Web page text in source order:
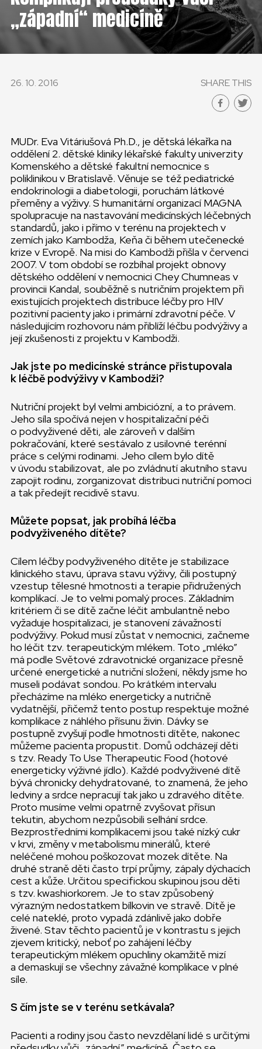
ČESKÁ REPUBLIKA
GLOBAL
„západní“ medicíně
26. 10. 2016 SHARE THIS
MUDr. Eva Vitáriušová Ph.D., je dětská lékařka na
oddělení 2. dětské kliniky lékařské fakulty univerzity
Komenského a dětské fakultní nemocnice s
poliklinikou v Bratislavě. Věnuje se též pediatrické
endokrinologii a diabetologii, poruchám látkové
přeměny a výživy. S humanitární organizací MAGNA
spolupracuje na nastavování medicínských léčebných
standardů, jako i přímo v terénu na projektech v
zemích jako Kambodža, Keňa či během utečenecké
krize v Evropě. Na misi do Kambodži přišla v červenci
2007. V tom období se rozbíhal projekt obnovy
dětského oddělení v nemocnici Chey Chumneas v
provincii Kandal, souběžně s nutričním projektem při
existujících projektech distribuce léčby pro HIV
pozitivní pacienty jako i primární zdravotní péče. V
následujícím rozhovoru nám přiblíží léčbu podvýživy a
její zkušenosti z projektu v Kambodži.
Jak jste po medicínské stránce přistupovala
k léčbě podvýživy v Kambodži?
Nutriční projekt byl velmi ambiciózní, a to právem.
Jeho síla spočívá nejen v hospitalizační péči
o podvyživené děti, ale zároveň v dalším
pokračování, které sestávalo z usilovné terénní
práce s celými rodinami. Jeho cílem bylo dítě
v úvodu stabilizovat, ale po zvládnutí akutního stavu
zapojit rodinu, zorganizovat distribuci nutriční pomoci
a tak předejít recidivě stavu.
Můžete popsat, jak probíhá léčba
podvyživeného dítěte?
Cílem léčby podvyživeného dítěte je stabilizace
klinického stavu, úprava stavu výživy, čili postupný
vzestup tělesné hmotnosti a terapie přidružených
komplikací. Je to velmi pomalý proces. Základním
kritériem či se dítě začne léčit ambulantně nebo
vyžaduje hospitalizaci, je stanovení závažností
podvýživy. Pokud musí zůstat v nemocnici, začneme
ho léčit tzv. terapeutickým mlékem. Toto „mléko”
má podle Světové zdravotnické organizace přesně
určené energetické a nutriční složení, někdy jsme ho
museli podávat sondou. Po krátkém intervalu
přecházíme na mléko energeticky a nutričně
vydatnější, přičemž tento postup respektuje možné
komplikace z náhlého přísunu živin. Dávky se
postupně zvyšují podle hmotnosti dítěte, nakonec
můžeme pacienta propustit. Domů odcházejí děti
s tzv. Ready To Use Therapeutic Food (hotové
energeticky výživné jídlo). Každé podvyživené dítě
bývá chronicky dehydratované, to znamená, že jeho
ledviny a srdce nepracují tak jako u zdravého dítěte.
Proto musíme velmi opatrně zvyšovat přísun
tekutin, abychom nezpůsobili selhání srdce.
Bezprostředními komplikacemi jsou také nízký cukr
v krvi, změny v metabolismu minerálů, které
neléčené mohou poškozovat mozek dítěte. Na
druhé straně děti často trpí průjmy, zápaly dýchacích
cest a kůže. Určitou specifickou skupinou jsou děti
s tzv. kwashiorkorem. Je to stav způsobený
výrazným nedostatkem bílkovin ve stravě. Dítě je
celé nateklé, proto vypadá zdánlivě jako dobře
živené. Stav těchto pacientů je v kontrastu s jejich
zjevem kritický, neboť po zahájení léčby
terapeutickým mlékem opuchliny okamžitě mizí
a demaskují se všechny závažné komplikace v plné
síle.
S čím jste se v terénu setkávala?
Pacienti a rodiny jsou často nevzdělaní lidé s určitými